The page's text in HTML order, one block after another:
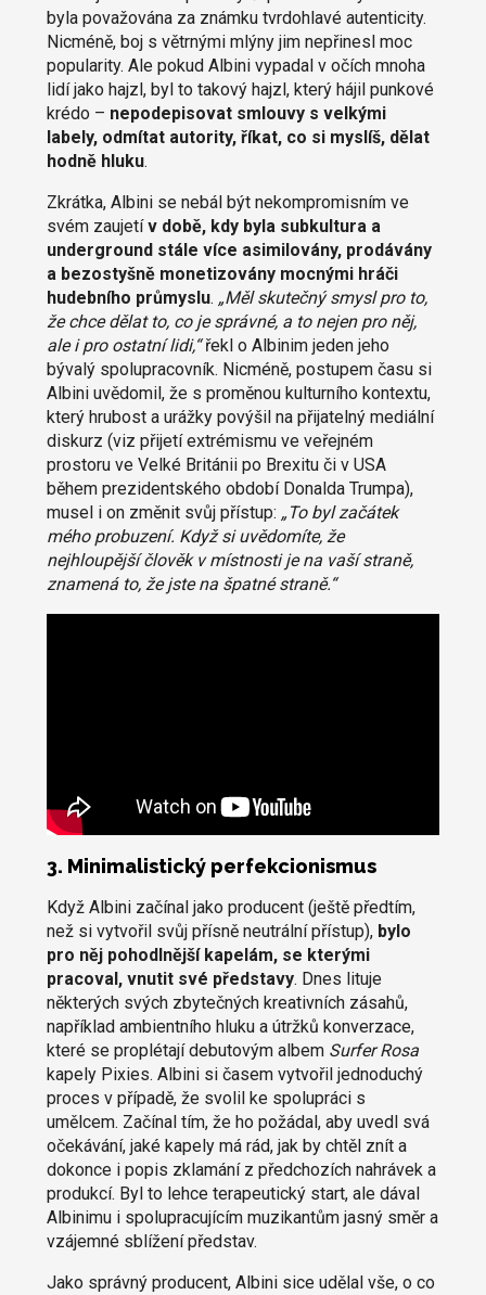
byla považována za známku tvrdohlavé autenticity.
Nicméně, boj s větrnými mlýny jim nepřinesl moc
popularity. Ale pokud Albini vypadal v očích mnoha
lidí jako hajzl, byl to takový hajzl, který hájil punkové
krédo – nepodepisovat smlouvy s velkými
labely, odmítat autority, říkat, co si myslíš, dělat
hodně hluku.
Zkrátka, Albini se nebál být nekompromisním ve
svém zaujetív době, kdy byla subkultura a
underground stále více asimilovány, prodávány
a bezostyšně monetizovány mocnými hráči
hudebního průmyslu. „Měl skutečný smysl pro to,
že chce dělat to, co je správné, a to nejen pro něj,
ale i pro ostatní lidi,“řekl o Albinim jeden jeho
bývalý spolupracovník. Nicméně, postupem času si
Albini uvědomil, že s proměnou kulturního kontextu,
který hrubost a urážky povýšil na přijatelný mediální
diskurz (viz přijetí extrémismu ve veřejném
prostoru ve Velké Británii po Brexitu či v USA
během prezidentského období Donalda Trumpa),
musel i on změnit svůj přístup: „To byl začátek
mého probuzení. Když si uvědomíte, že
nejhloupější člověk v místnosti je na vaší straně,
znamená to, že jste na špatné straně.“
3. Minimalistický perfekcionismus
Když Albini začínal jako producent (ještě předtím,
než si vytvořil svůj přísně neutrální přístup), bylo
pro něj pohodlnější kapelám, se kterými
pracoval, vnutit své představy. Dnes lituje
některých svých zbytečných kreativních zásahů,
například ambientního hluku a útržků konverzace,
které se proplétají debutovým albem Surfer Rosa
kapely Pixies. Albini si časem vytvořil jednoduchý
proces v případě, že svolil ke spolupráci s
umělcem. Začínal tím, že ho požádal, aby uvedl svá
očekávání, jaké kapely má rád, jak by chtěl znít a
dokonce i popis zklamání z předchozích nahrávek a
produkcí. Byl to lehce terapeutický start, ale dával
Albinimu i spolupracujícím muzikantům jasný směr a
vzájemné sblížení představ.
Jako správný producent, Albini sice udělal vše, o co